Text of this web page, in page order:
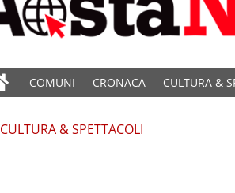
COMUNI CRONACA CULTURA &
CULTURA & SPETTACOLI